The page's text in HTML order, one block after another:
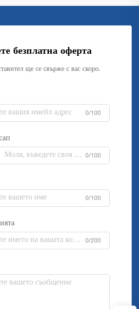
безплатна оферта
ще се свърже с вас скоро.
0/100
0/100
0/100
0/200